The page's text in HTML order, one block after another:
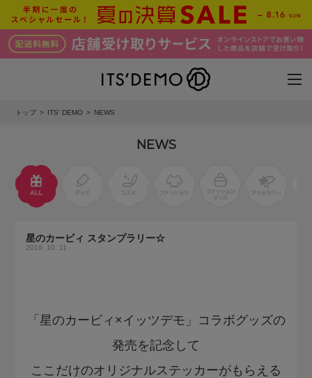
トップ ITS' DEMO NEWS
NEWS
星のカービィ スタンプラリー☆
2019. 10. 11
「星のカービィ×イッツデモ」コラボグッズの
発売を記念して
ここだけのオリジナルステッカーがもらえる